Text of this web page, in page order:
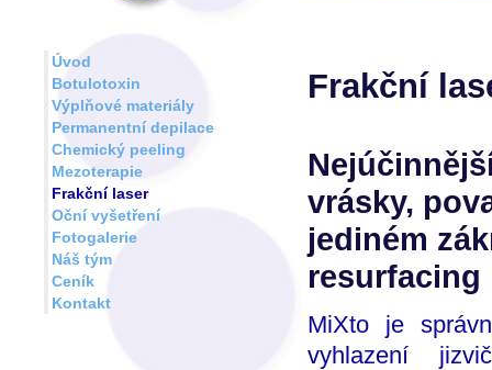
Úvod
Botulotoxin
Výplňové materiály
Permanentní depilace
Chemický peeling
Mezoterapie
Frakční laser
Oční vyšetření
Fotogalerie
Náš tým
Ceník
Kontakt
Frakční
vrásky,
jediném
resurfacing
MiXto je
vyhlazení